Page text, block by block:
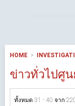
HOME
ข่าวทั่วไปศู
ทั้งหมด 31 - 40 จาก